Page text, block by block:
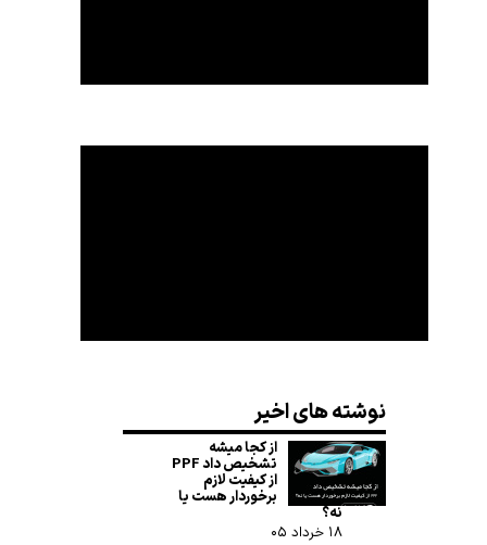
نوشته های اخیر
از کجا میشه
تشخیص داد PPF
از کیفیت لازم
برخوردار هست یا
نه؟
۱۸ خرداد ۰۵